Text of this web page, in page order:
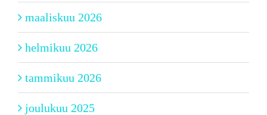
maaliskuu 2026
helmikuu 2026
tammikuu 2026
joulukuu 2025